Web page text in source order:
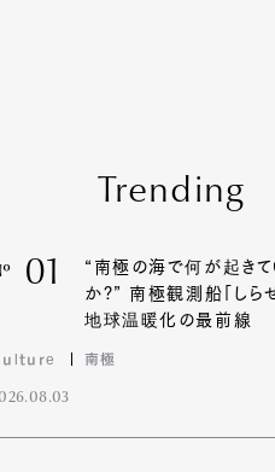
Trending
01
“南極の海で何が起きて
か?” 南極観測船「しら
地球温暖化の最前線
南極